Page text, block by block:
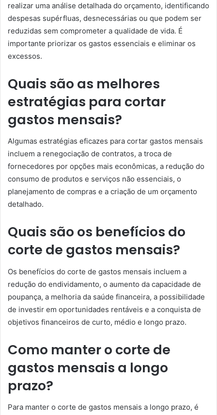
realizar uma análise detalhada do orçamento, identificando
despesas supérfluas, desnecessárias ou que podem ser
reduzidas sem comprometer a qualidade de vida. É
importante priorizar os gastos essenciais e eliminar os
excessos.
Quais são as melhores
estratégias para cortar
gastos mensais?
Algumas estratégias eficazes para cortar gastos mensais
incluem a renegociação de contratos, a troca de
fornecedores por opções mais econômicas, a redução do
consumo de produtos e serviços não essenciais, o
planejamento de compras e a criação de um orçamento
detalhado.
Quais são os benefícios do
corte de gastos mensais?
Os benefícios do corte de gastos mensais incluem a
redução do endividamento, o aumento da capacidade de
poupança, a melhoria da saúde financeira, a possibilidade
de investir em oportunidades rentáveis e a conquista de
objetivos financeiros de curto, médio e longo prazo.
Como manter o corte de
gastos mensais a longo
prazo?
Para manter o corte de gastos mensais a longo prazo, é